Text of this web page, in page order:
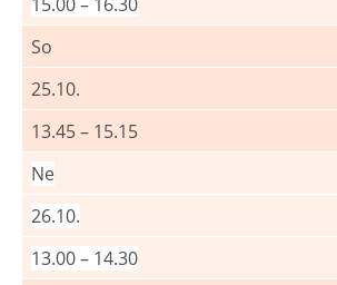
So
25.10.
13.45 – 15.15
Ne
26.10.
13.00 – 14.30